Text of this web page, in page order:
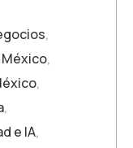
,
México,
,
,
e IA,